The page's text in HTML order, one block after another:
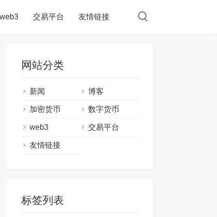
web3 交易平台 友情链接
网站分类
新闻 博客
加密货币 数字货币
web3 交易平台
友情链接
标签列表